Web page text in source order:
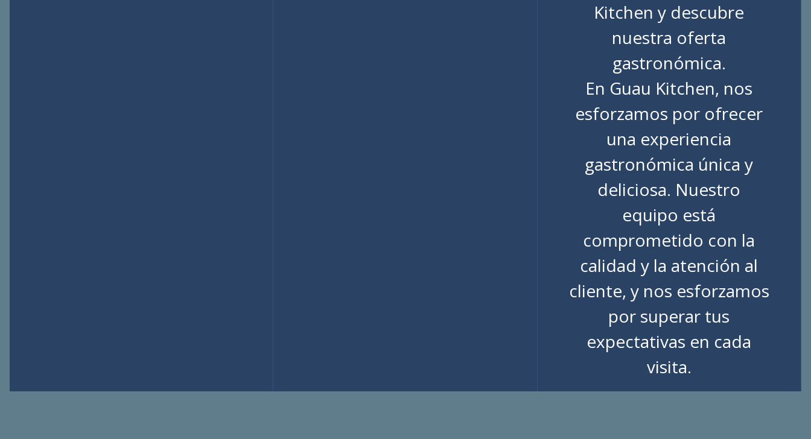
Kitchen y descubre
nuestra oferta
gastronómica.
En Guau Kitchen, nos
esforzamos por ofrecer
una experiencia
gastronómica única y
deliciosa. Nuestro
equipo está
comprometido con la
calidad y la atención al
cliente, y nos esforzamos
por superar tus
expectativas en cada
visita.